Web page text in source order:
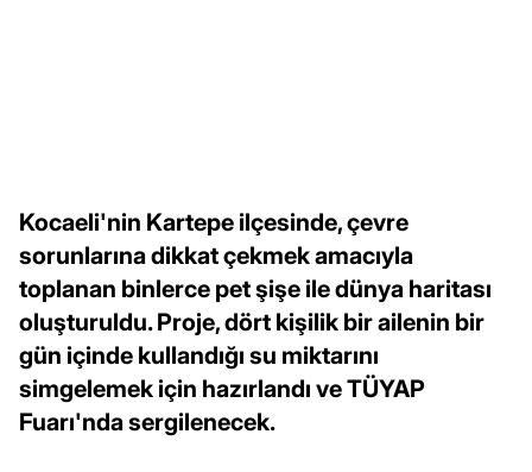
Kocaeli'nin Kartepe ilçesinde, çevre
sorunlarına dikkat çekmek amacıyla
toplanan binlerce pet şişe ile dünya haritası
oluşturuldu. Proje, dört kişilik bir ailenin bir
gün içinde kullandığı su miktarını
simgelemek için hazırlandı ve TÜYAP
Fuarı'nda sergilenecek.